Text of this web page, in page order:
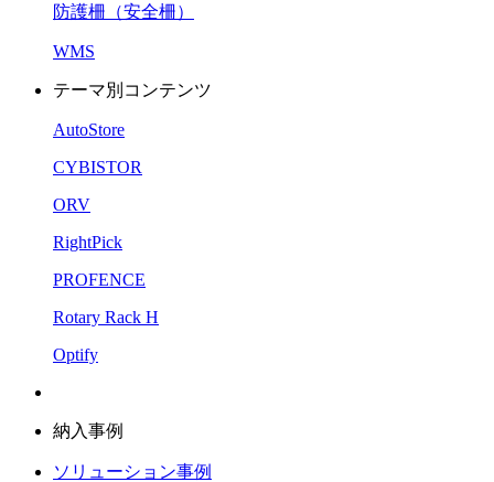
防護柵（安全柵）
WMS
テーマ別コンテンツ
AutoStore
CYBISTOR
ORV
RightPick
PROFENCE
Rotary Rack H
Optify
納入事例
ソリューション事例